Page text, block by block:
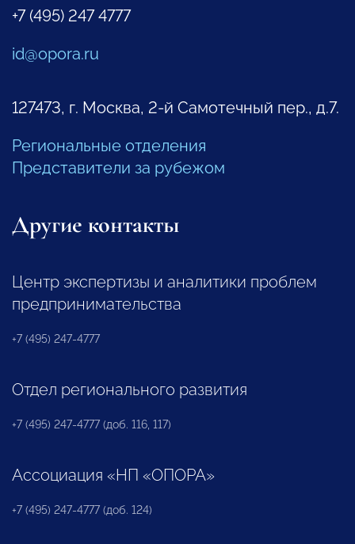
+7 (495) 247 4777
id@opora.ru
127473, г. Москва, 2-й Самотечный пер., д.7.
Региональные отделения
Представители за рубежом
Другие контакты
Центр экспертизы и аналитики проблем
предпринимательства
+7 (495) 247-4777
Отдел регионального развития
+7 (495) 247-4777 (доб. 116, 117)
Ассоциация «НП «ОПОРА»
+7 (495) 247-4777 (доб. 124)